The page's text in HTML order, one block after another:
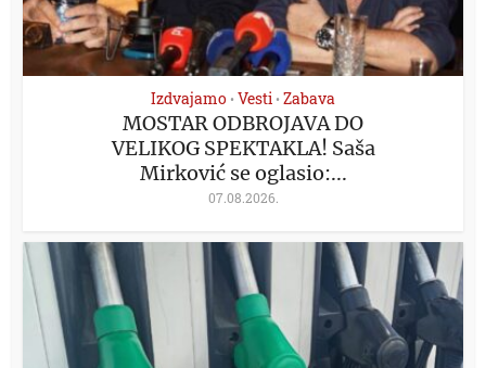
Izdvajamo • Vesti • Zabava
MOSTAR ODBROJAVA DO
VELIKOG SPEKTAKLA! Saša
Mirković se oglasio:...
07.08.2026.